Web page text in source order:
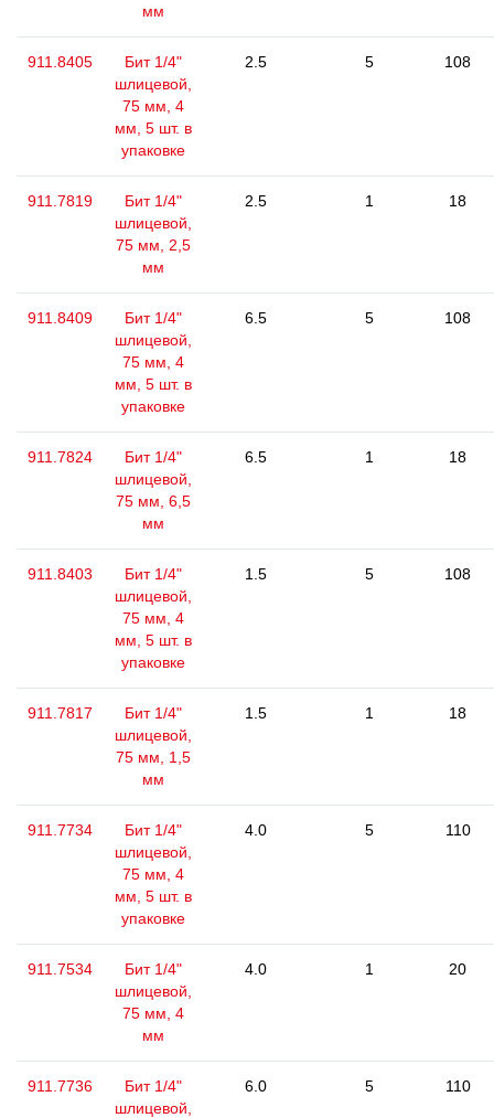
мм
911.8405
Бит 1/4"
шлицевой,
75 мм, 4
мм, 5 шт. в
упаковке
2.5 5 108
911.7819
Бит 1/4"
шлицевой,
75 мм, 2,5
мм
2.5 1 18
911.8409
Бит 1/4"
шлицевой,
75 мм, 4
мм, 5 шт. в
упаковке
6.5 5 108
911.7824
Бит 1/4"
шлицевой,
75 мм, 6,5
мм
6.5 1 18
911.8403
Бит 1/4"
шлицевой,
75 мм, 4
мм, 5 шт. в
упаковке
1.5 5 108
911.7817
Бит 1/4"
шлицевой,
75 мм, 1,5
мм
1.5 1 18
911.7734
Бит 1/4"
шлицевой,
75 мм, 4
мм, 5 шт. в
упаковке
4.0 5 110
911.7534
Бит 1/4"
шлицевой,
75 мм, 4
мм
4.0 1 20
911.7736
Бит 1/4"
шлицевой,
6.0 5 110